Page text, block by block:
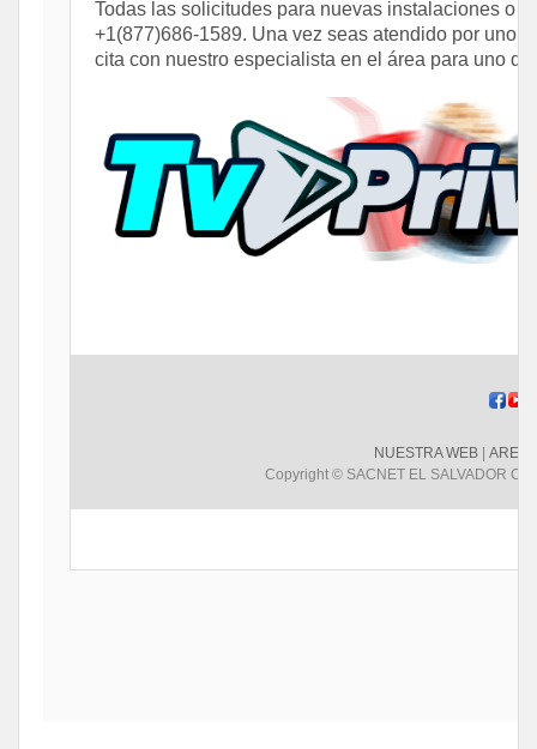
Todas las solicitudes para nuevas instalaciones o
+1(877)686-1589. Una vez seas atendido por uno
cita con nuestro especialista en el área para uno
NUESTRA WEB | AREA
Copyright © SACNET EL SALVADOR